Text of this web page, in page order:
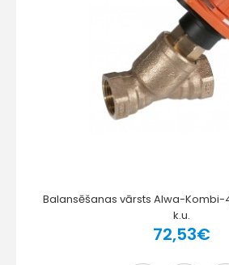
Balansēšanas vārsts Alwa-Kombi-4,
k.u.
72,53€